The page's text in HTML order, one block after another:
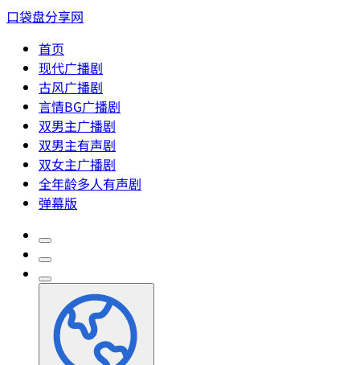
口袋盘分享网
首页
现代广播剧
古风广播剧
言情BG广播剧
双男主广播剧
双男主有声剧
双女主广播剧
全年龄多人有声剧
弹幕版